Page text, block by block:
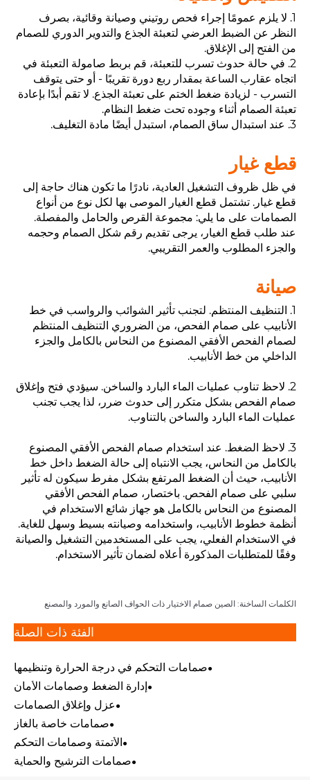
1. لا يلزم عمومًا إجراء فحص روتيني وصيانة وقائية، بصرف
النظر عن الضبط العرضي لتعبئة الجذع والتدوير الدوري للصمام
من الفتح إلى الإغلاق.
2. في حالة حدوث تسرب للتعبئة، قم بربط صامولة التعبئة في
اتجاه عقارب الساعة بمقدار ربع دورة تقريبًا - أو حتى يتوقف
التسرب - لزيادة ضغط الختم على تعبئة الجذع. لا تقم أبدًا بإعادة
تعبئة الصمام أثناء وجوده تحت ضغط النظام.
3. عند استبدال ساق الصمام، استبدل أيضًا مادة التغليف.
قطع غيار
في ظل ظروف التشغيل العادية، نادرًا ما تكون هناك حاجة إلى
قطع غيار. تشتمل قطع الغيار الموصى بها لكل نوع من أنواع
الصمامات على ما يلي: مجموعة القرص والحامل والمفصلة.
عند طلب قطع الغيار، يرجى تقديم رقم شكل الصمام وحجمه
والجزء المطلوب والعمر التقريبي.
صيانة
1. التنظيف المنتظم. لتجنب تأثير الشوائب والرواسب في خط
الأنابيب على صمام الفحص، من الضروري التنظيف المنتظم
لصمام الفحص الأفقي المصنوع من النحاس بالكامل والجزء
الداخلي من خط الأنابيب.
2. لاحظ تناوب عمليات الماء البارد والساخن. سيؤدي فتح وإغلاق
صمام الفحص بشكل متكرر إلى حدوث ضرر، لذا يجب تجنب
عمليات الماء البارد والساخن بالتناوب.
3. لاحظ الضغط. عند استخدام صمام الفحص الأفقي المصنوع
بالكامل من النحاس، يجب الانتباه إلى حالة الضغط داخل خط
الأنابيب، حيث أن الضغط المرتفع بشكل مفرط سيكون له تأثير
سلبي على صمام الفحص. باختصار، صمام الفحص الأفقي
المصنوع من النحاس بالكامل هو جهاز شائع الاستخدام في
أنظمة خطوط الأنابيب، واستخدامه وصيانته بسيط وسهل للغاية.
في الاستخدام الفعلي، يجب على المستخدمين التشغيل والصيانة
وفقًا للمتطلبات المذكورة أعلاه لضمان تأثير الاستخدام.
الكلمات الساخنة: الصين صمام الاختيار ذات الحواف الصانع والمورد والمصنع
الفئة ذات الصلة
صمامات التحكم في درجة الحرارة وتنظيمها
إدارة الضغط وصمامات الأمان
عزل وإغلاق الصمامات
صمامات خاصة بالغاز
الأتمتة وصمامات التحكم
صمامات الترشيح والحماية